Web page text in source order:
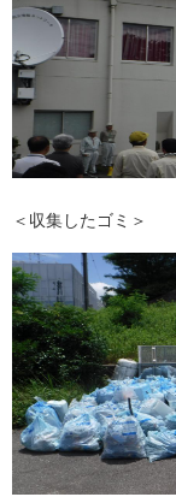
＜収集したゴミ＞